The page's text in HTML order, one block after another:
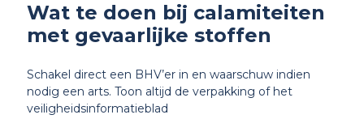
Wat te doen bij calamiteiten
met gevaarlijke stoffen
Schakel direct een BHV’er in en waarschuw indien
nodig een arts. Toon altijd de verpakking of het
veiligheidsinformatieblad